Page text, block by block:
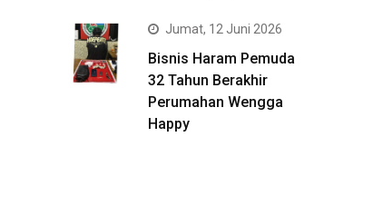
Jumat, 12 Juni 2026
Bisnis Haram Pemuda
32 Tahun Berakhir
Perumahan Wengga
Happy